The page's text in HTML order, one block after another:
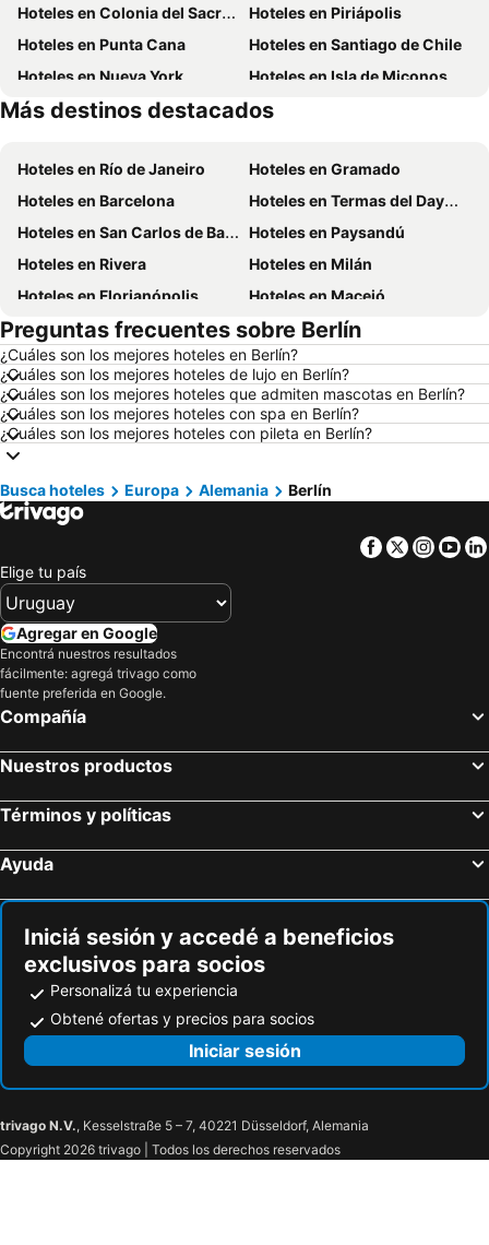
Hoteles en Colonia del Sacramento
Hoteles en Piriápolis
Hoteles en Punta Cana
Hoteles en Santiago de Chile
Hoteles en Nueva York
Hoteles en Isla de Miconos
Hoteles en Maldonado
Hoteles en Uruguay
Más destinos destacados
Hoteles en Río de Janeiro
Hoteles en Gramado
Hoteles en Barcelona
Hoteles en Termas del Dayman
Hoteles en San Carlos de Bariloche
Hoteles en Paysandú
Hoteles en Rivera
Hoteles en Milán
Hoteles en Florianópolis
Hoteles en Maceió
Hoteles en Mendoza Capital
Hoteles en Roma
Hoteles en Petrópolis
Hoteles en Punta del Diablo
Hoteles en Miami Beach
Hoteles en Canela
Hoteles en Chuy
Hoteles en Berlín
Hoteles en Ibiza
Hoteles en Brasil
Hoteles en Florida
Hoteles en Aruba
Hoteles en Mallorca
Hoteles en Asunción
Hoteles en Departamento de Colonia
Hoteles en Algarve
Hoteles en Isla Samana
Hoteles en Costa Rica
Preguntas frecuentes sobre Berlín
¿Cuáles son los mejores hoteles en Berlín?
¿Cuáles son los mejores hoteles de lujo en Berlín?
¿Cuáles son los mejores hoteles que admiten mascotas en Berlín?
¿Cuáles son los mejores hoteles con spa en Berlín?
¿Cuáles son los mejores hoteles con pileta en Berlín?
Busca hoteles Europa Alemania Berlín
Facebook
Twitter
Elige tu país
Agregar en Google
Encontrá nuestros resultados
fácilmente: agregá trivago como
fuente preferida en Google.
Compañía
Nuestros productos
Términos y políticas
Ayuda
Iniciá sesión y accedé a beneficios
exclusivos para socios
Personalizá tu experiencia
Obtené ofertas y precios para socios
Iniciar sesión
trivago N.V., Kesselstraße 5 – 7, 40221 Düsseldorf, Alemania
Copyright 2026 trivago | Todos los derechos reservados